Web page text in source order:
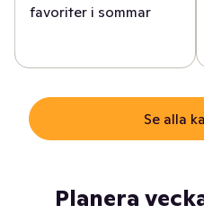
favoriter i sommar
Se alla
Planera